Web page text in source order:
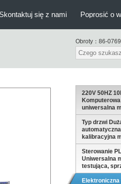
Skontaktuj się z nami Poprosić o
Obroty： 86-
220V 50HZ
Komputerowa
uniwersalna
testująca
Typ drzwi
automatyczna
kalibracyjna
testowania
50Hz
Sterowanie
Uniwersalna
testująca,
badania
rozciąganie
Elektroniczna